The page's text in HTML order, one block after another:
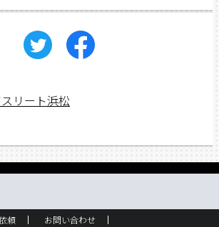
リート浜松
頼 お問い合わせ